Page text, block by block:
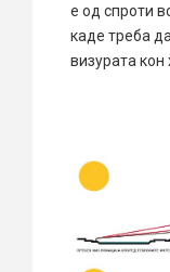
е од спроти
каде треба
визурата кон